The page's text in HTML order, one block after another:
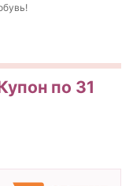
по 31